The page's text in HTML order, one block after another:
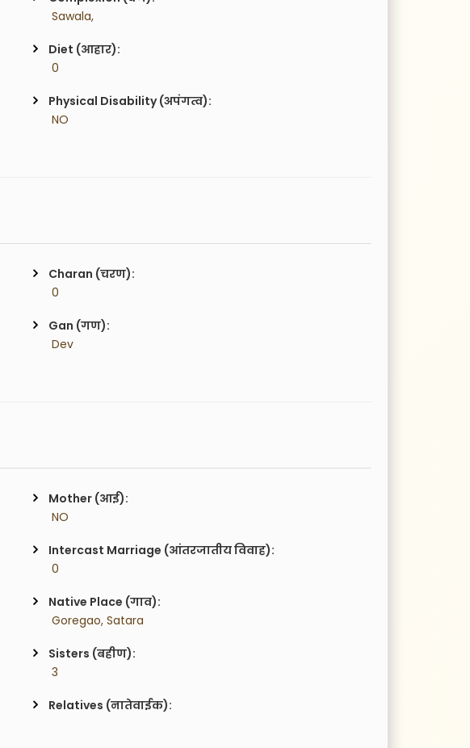
Sawala,
Diet (आहार):
0
Physical Disability (अपंगत्व):
NO
Charan (चरण):
0
Gan (गण):
Dev
Mother (आई):
NO
Intercast Marriage (आंतरजातीय विवाह):
0
Native Place (गाव):
Goregao, Satara
Sisters (बहीण):
3
Relatives (नातेवाईक):